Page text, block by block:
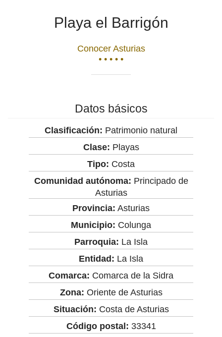
Playa el Barrigón
Conocer Asturias
• • • • •
Datos básicos
Clasificación: Patrimonio natural
Clase: Playas
Tipo: Costa
Comunidad autónoma: Principado de
Asturias
Provincia: Asturias
Municipio: Colunga
Parroquia: La Isla
Entidad: La Isla
Comarca: Comarca de la Sidra
Zona: Oriente de Asturias
Situación: Costa de Asturias
Código postal: 33341